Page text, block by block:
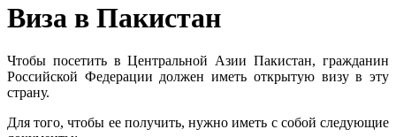
Виза в Пакистан
Чтобы посетить в Центральной Азии Пакистан, гражданин
Российской Федерации должен иметь открытую визу в эту
страну.
Для того, чтобы ее получить, нужно иметь с собой следующие